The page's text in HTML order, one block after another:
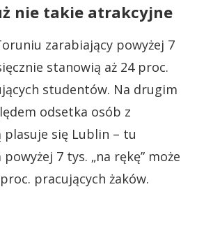
nie takie atrakcyjne
zarabiający powyżej 7
stanowią aż 24 proc.
studentów. Na drugim
odsetka osób z
plasuje się Lublin – tu
7 tys. „na rękę” może
pracujących żaków.